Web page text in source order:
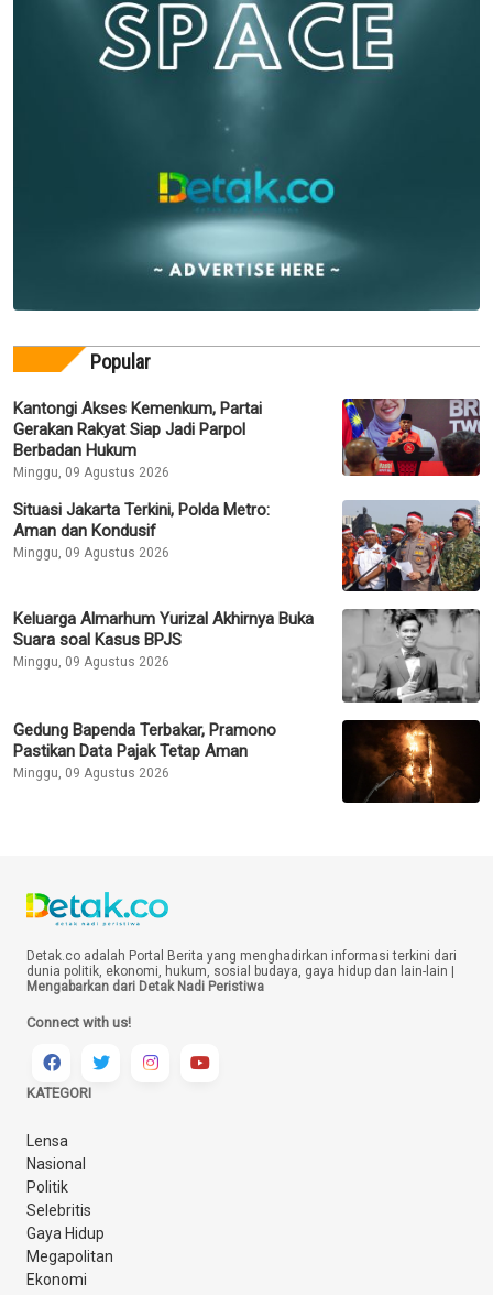
Popular
Kantongi Akses Kemenkum, Partai
Gerakan Rakyat Siap Jadi Parpol
Berbadan Hukum
Minggu, 09 Agustus 2026
Situasi Jakarta Terkini, Polda Metro:
Aman dan Kondusif
Minggu, 09 Agustus 2026
Keluarga Almarhum Yurizal Akhirnya Buka
Suara soal Kasus BPJS
Minggu, 09 Agustus 2026
Gedung Bapenda Terbakar, Pramono
Pastikan Data Pajak Tetap Aman
Minggu, 09 Agustus 2026
Detak.co adalah Portal Berita yang menghadirkan informasi terkini dari
dunia politik, ekonomi, hukum, sosial budaya, gaya hidup dan lain-lain |
Mengabarkan dari Detak Nadi Peristiwa
Connect with us!
KATEGORI
Lensa
Nasional
Politik
Selebritis
Gaya Hidup
Megapolitan
Ekonomi